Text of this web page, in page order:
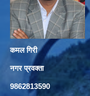
कमल गिरी
नगर प्रवक्ता
9862813590